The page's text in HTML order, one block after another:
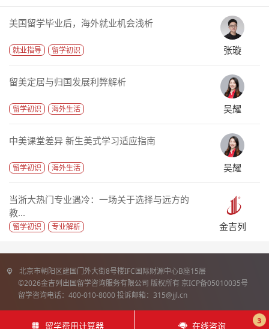
美国留学毕业后，海外就业机会浅析
就业指导 留学初识 张璇
留美定居与归国发展利弊解析
留学初识 海外生活 吴耀
中美课堂差异 新生美式学习适应指南
留学初识 海外生活 吴耀
当浙大热门专业遇冷：一场关于选择与远方的
教...
留学初识 专业解析 金吉列
北京市朝阳区建国门外大街8号楼IFC国际财源中心B座15层
©2026金吉列出国留学咨询服务有限公司 版权所有 京ICP备05010035号
留学咨询电话：400-010-8000 投诉邮箱：315@jjl.cn
留学费用计算器 在线咨询 3